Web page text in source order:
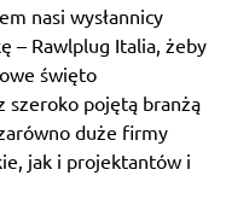
nasi wysłannicy
– Rawlplug Italia, żeby
święto
szeroko pojętą branżą
duże firmy
jak i projektantów i